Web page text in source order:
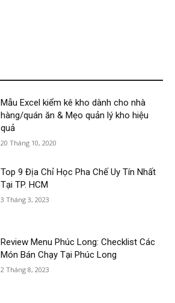
Mẫu Excel kiểm kê kho dành cho nhà
hàng/quán ăn & Mẹo quản lý kho hiệu
quả
20 Tháng 10, 2020
Top 9 Địa Chỉ Học Pha Chế Uy Tín Nhất
Tại TP. HCM
3 Tháng 3, 2023
Review Menu Phúc Long: Checklist Các
Món Bán Chạy Tại Phúc Long
2 Tháng 8, 2023